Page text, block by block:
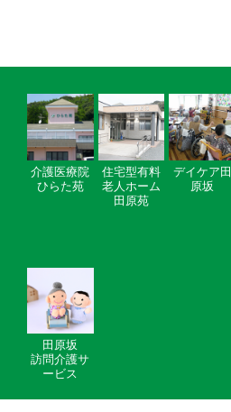
介護医療院
ひらた苑
住宅型有料
老人ホーム
田原苑
デイケア田
原坂
田原坂
訪問介護サ
ービス